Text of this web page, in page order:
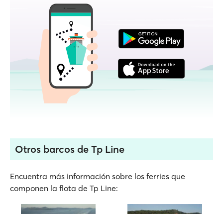
Otros barcos de Tp Line
Encuentra más información sobre los ferries que
componen la flota de Tp Line: